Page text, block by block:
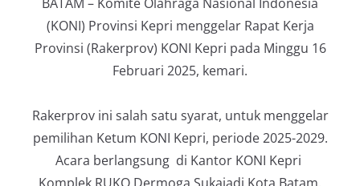
(KONI) Provinsi Kepri menggelar Rapat Kerja
Provinsi (Rakerprov) KONI Kepri pada Minggu 16
Februari 2025, kemari.
Rakerprov ini salah satu syarat, untuk menggelar
pemilihan Ketum KONI Kepri, periode 2025-2029.
Acara berlangsung di Kantor KONI Kepri